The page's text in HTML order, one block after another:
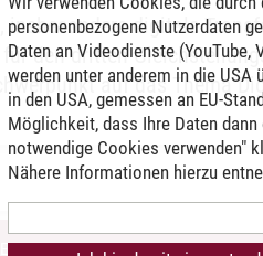
insbesondere digitale
den dritten
auf das Thema
IMPRESSUM DATENSCHUTZ
personenbezogene Nutzerdaten
Daten an Videodienste
werden unter anderem in die
in den USA, gemessen an EU-
Möglichkeit, dass Ihre Daten
notwendige Cookies verwenden"
Nähere Informationen hierzu